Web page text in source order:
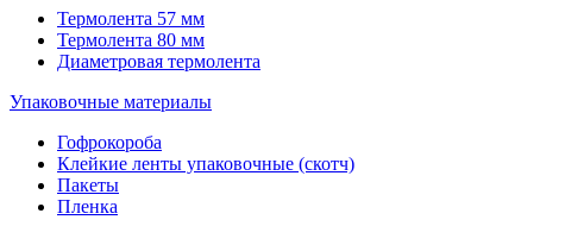
Термолента 57 мм
Термолента 80 мм
Диаметровая термолента
Упаковочные материалы
Гофрокороба
Клейкие ленты упаковочные (скотч)
Пакеты
Пленка